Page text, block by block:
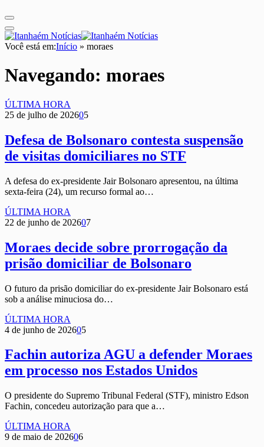
Você está em:Início » moraes
Navegando: moraes
ÚLTIMA HORA
25 de julho de 202605
Defesa de Bolsonaro contesta suspensão
de visitas domiciliares no STF
A defesa do ex-presidente Jair Bolsonaro apresentou, na última
sexta-feira (24), um recurso formal ao…
ÚLTIMA HORA
22 de junho de 202607
Moraes decide sobre prorrogação da
prisão domiciliar de Bolsonaro
O futuro da prisão domiciliar do ex-presidente Jair Bolsonaro está
sob a análise minuciosa do…
ÚLTIMA HORA
4 de junho de 202605
Fachin autoriza AGU a defender Moraes
em processo nos Estados Unidos
O presidente do Supremo Tribunal Federal (STF), ministro Edson
Fachin, concedeu autorização para que a…
ÚLTIMA HORA
9 de maio de 202606